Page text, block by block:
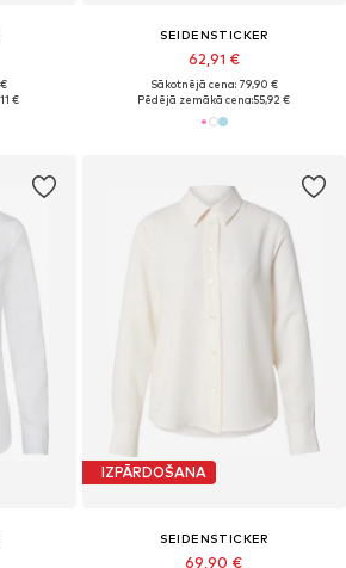
€
SEIDENSTICKER
62,91 €
Sākotnējā cena: 79,90 €
Pēdējā zemākā cena:55,92 €
IZPĀRDOŠANA
SEIDENSTICKER
69,90 €